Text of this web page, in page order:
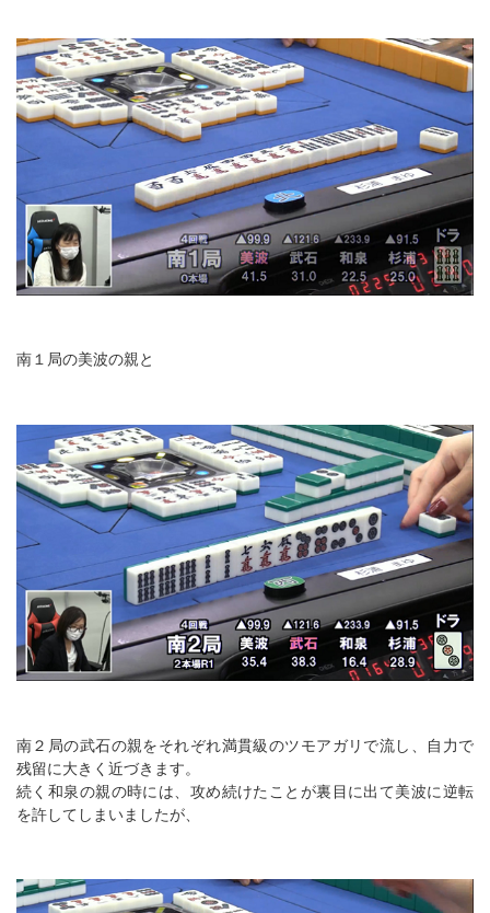
南１局の美波の親と
南２局の武石の親をそれぞれ満貫級のツモアガリで流し、自力で
残留に大きく近づきます。
続く和泉の親の時には、攻め続けたことが裏目に出て美波に逆転
を許してしまいましたが、